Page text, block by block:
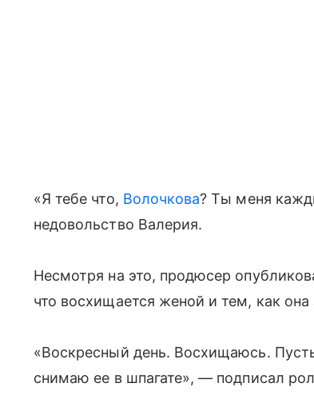
«Я тебе что, Волочкова? Ты меня
недовольство Валерия.
Несмотря на это, продюсер
что восхищается женой и тем, как
«Воскресный день. Восхищаюсь.
снимаю ее в шпагате», — подписал